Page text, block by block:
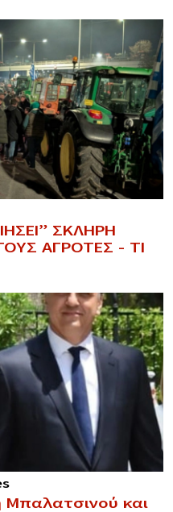
ΣΚΛΗΡΗ
ΑΓΡΟΤΕΣ – ΤΙ
Μπαλατσινού και